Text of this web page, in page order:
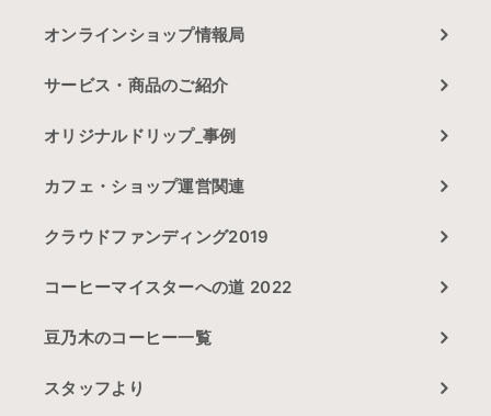
オンラインショップ情報局
サービス・商品のご紹介
オリジナルドリップ_事例
カフェ・ショップ運営関連
クラウドファンディング2019
コーヒーマイスターへの道 2022
豆乃木のコーヒー一覧
スタッフより